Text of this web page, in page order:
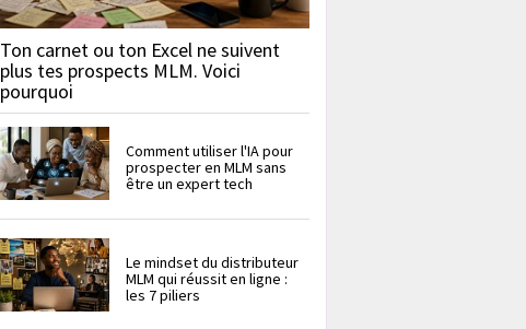
Ton carnet ou ton Excel ne suivent
plus tes prospects MLM. Voici
pourquoi
Comment utiliser l'IA pour
prospecter en MLM sans
être un expert tech
Le mindset du distributeur
MLM qui réussit en ligne :
les 7 piliers